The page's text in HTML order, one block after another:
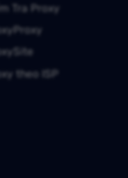
Tra Proxy
theo ISP